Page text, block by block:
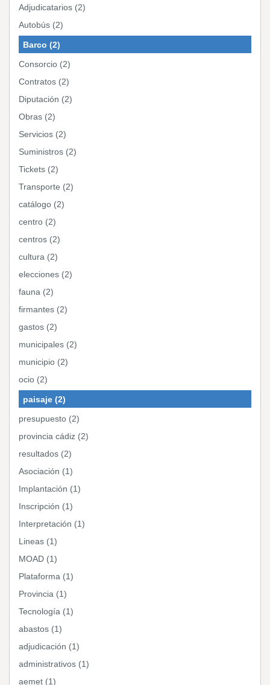
Adjudicatarios (2)
Autobús (2)
Barco (2)
Consorcio (2)
Contratos (2)
Diputación (2)
Obras (2)
Servicios (2)
Suministros (2)
Tickets (2)
Transporte (2)
catálogo (2)
centro (2)
centros (2)
cultura (2)
elecciones (2)
fauna (2)
firmantes (2)
gastos (2)
municipales (2)
municipio (2)
ocio (2)
paisaje (2)
presupuesto (2)
provincia cádiz (2)
resultados (2)
Asociación (1)
Implantación (1)
Inscripción (1)
Interpretación (1)
Lineas (1)
MOAD (1)
Plataforma (1)
Provincia (1)
Tecnología (1)
abastos (1)
adjudicación (1)
administrativos (1)
aemet (1)